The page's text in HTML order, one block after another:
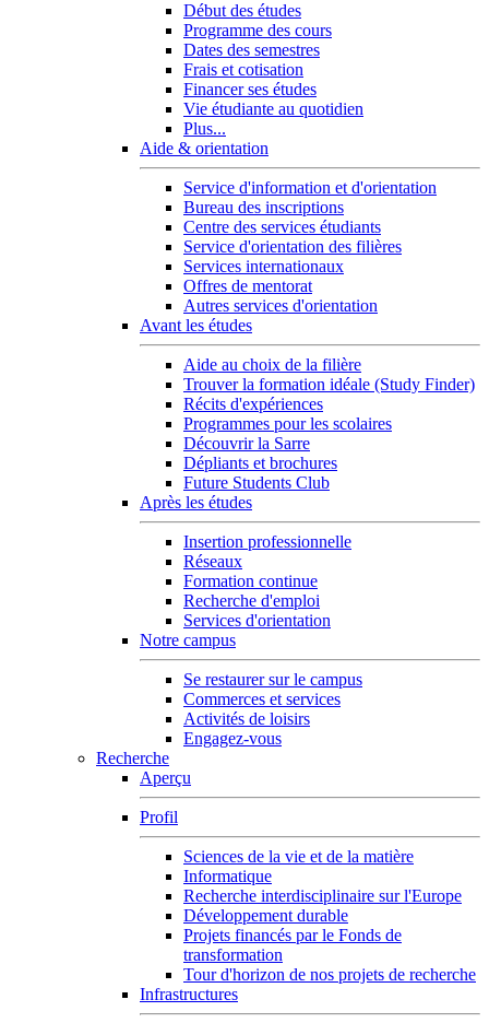
Début des études
Programme des cours
Dates des semestres
Frais et cotisation
Financer ses études
Vie étudiante au quotidien
Plus...
Aide & orientation
Service d'information et d'orientation
Bureau des inscriptions
Centre des services étudiants
Service d'orientation des filières
Services internationaux
Offres de mentorat
Autres services d'orientation
Avant les études
Aide au choix de la filière
Trouver la formation idéale (Study Finder)
Récits d'expériences
Programmes pour les scolaires
Découvrir la Sarre
Dépliants et brochures
Future Students Club
Après les études
Insertion professionnelle
Réseaux
Formation continue
Recherche d'emploi
Services d'orientation
Notre campus
Se restaurer sur le campus
Commerces et services
Activités de loisirs
Engagez-vous
Recherche
Aperçu
Profil
Sciences de la vie et de la matière
Informatique
Recherche interdisciplinaire sur l'Europe
Développement durable
Projets financés par le Fonds de
transformation
Tour d'horizon de nos projets de recherche
Infrastructures